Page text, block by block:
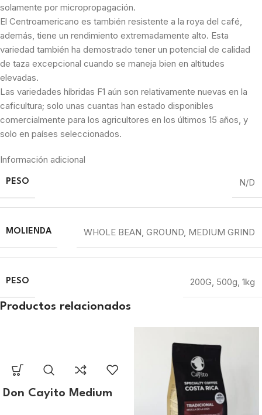
solamente por micropropagación.
El Centroamericano es también resistente a la roya del café,
además, tiene un rendimiento extremadamente alto. Esta
variedad también ha demostrado tener un potencial de calidad
de taza excepcional cuando se maneja bien en altitudes
elevadas.
Las variedades híbridas F1 aún son relativamente nuevas en la
caficultura; solo unas cuantas han estado disponibles
comercialmente para los agricultores en los últimos 15 años, y
solo en países seleccionados.
Información adicional
PESO N/D
MOLIENDA WHOLE BEAN, GROUND, MEDIUM GRIND
PESO 200G, 500g, 1kg
Productos relacionados
Don Cayito Medium